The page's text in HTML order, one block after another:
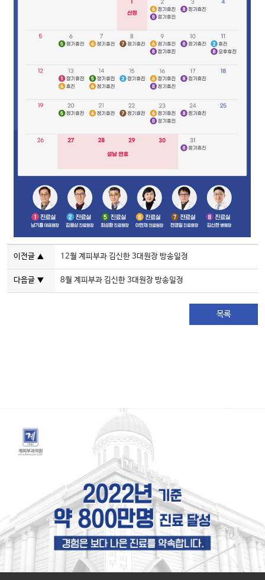
이전글 ▲ 12월 계피부과 김신한 3대원장 방송일정
다음글 ▼ 8월 계피부과 김신한 3대원장 방송일정
목록